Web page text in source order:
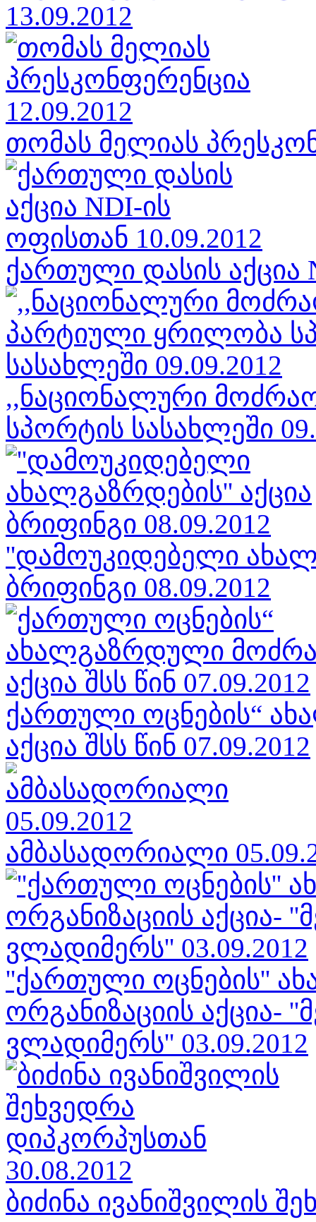
13.09.2012
თომას მელიას
ქართული დასის აქცია
,,ნაციონალური
სპორტის სასახლეში
''დამოუკიდებელი
ბრიფინგი 08.09.2012
ქართული ოცნების“
აქცია შსს წინ 07.09.2012
ამბასადორიალი
''ქართული ოცნების''
ორგანიზაციის აქცია-
ვლადიმერს'' 03.09.2012
ბიძინა ივანიშვილის